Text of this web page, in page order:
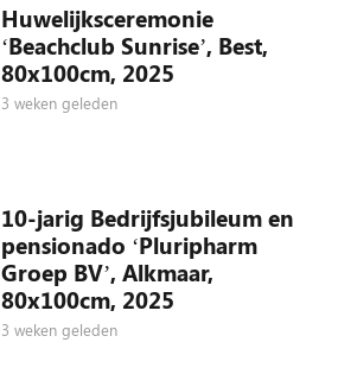
Huwelijksceremonie
‘Beachclub Sunrise’, Best,
80x100cm, 2025
3 weken geleden
10-jarig Bedrijfsjubileum en
pensionado ‘Pluripharm
Groep BV’, Alkmaar,
80x100cm, 2025
3 weken geleden